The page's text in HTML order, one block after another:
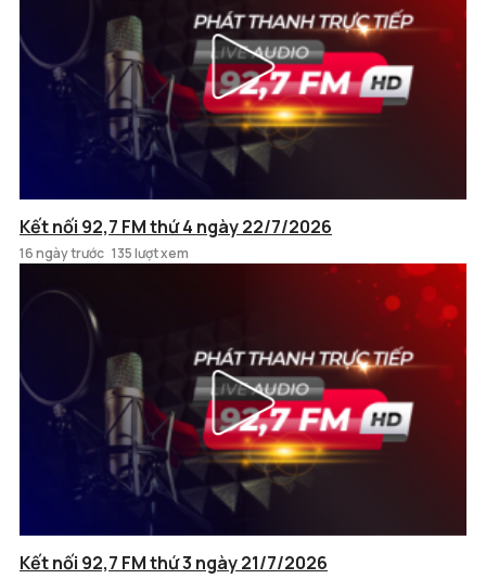
Kết nối 92,7 FM thứ 4 ngày 22/7/2026
16 ngày trước 135 lượt xem
Kết nối 92,7 FM thứ 3 ngày 21/7/2026